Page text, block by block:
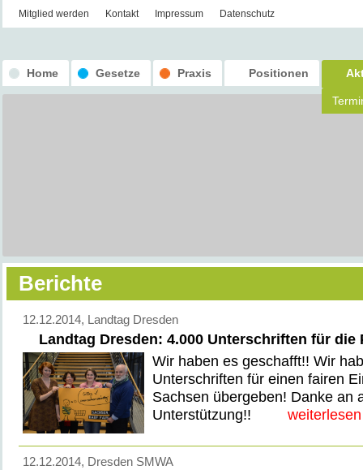
Mitglied werden Kontakt Impressum Datenschutz
Home Gesetze Praxis Positionen
Berichte
12.12.2014, Landtag Dresden
Landtag Dresden: 4.000 Unterschriften für die
Wir haben es geschafft!! Wir
Unterschriften für einen fairen
Sachsen übergeben! Danke an
Unterstützung!!
weiterlesen
12.12.2014, Dresden SMWA